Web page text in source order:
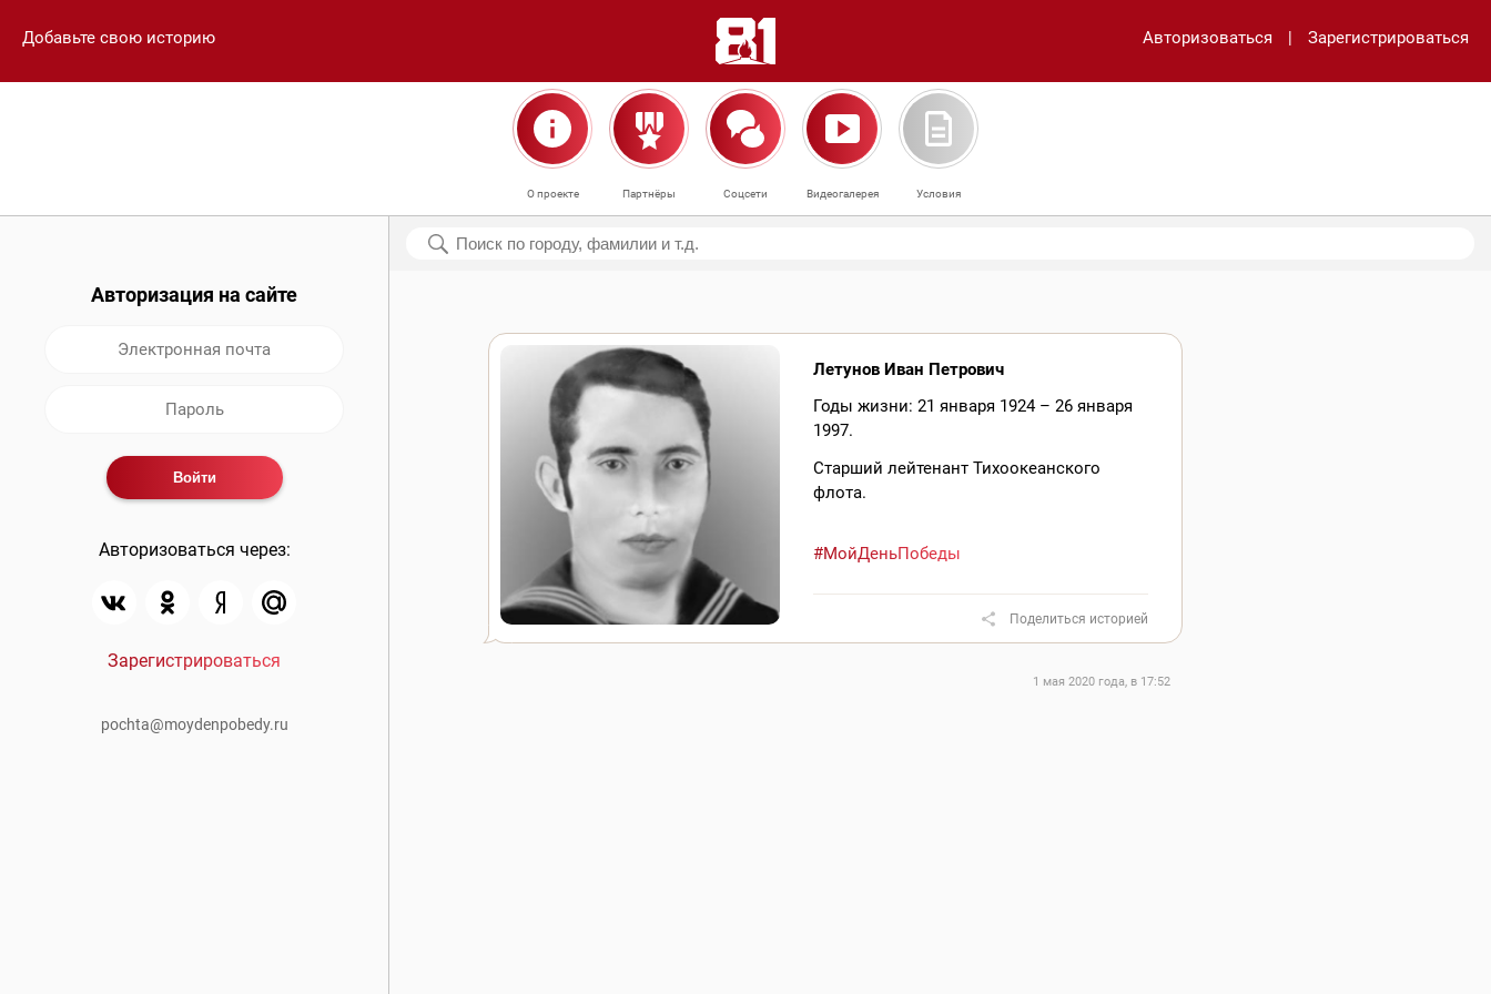
Добавьте свою историю Авторизоваться | Зарегистрироваться
О проекте Партнёры Соцсети Видеогалерея Условия
Авторизация на сайте
Авторизоваться через:
Зарегистрироваться
pochta@moydenpobedy.ru
Летунов Иван Петрович
Годы жизни: 21 января 1924 – 26 января
1997.
Старший лейтенант Тихоокеанского
флота.
#МойДеньПобеды
Поделиться историей
1 мая 2020 года, в 17:52